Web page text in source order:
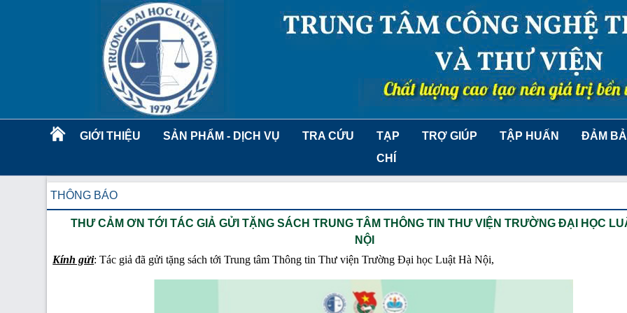
GIỚI THIỆU SẢN PHẨM - DỊCH VỤ TRA CỨU
TẠP
CHÍ
TRỢ GIÚP TẬP HUẤN ĐẢM
THÔNG BÁO
THƯ CẢM ƠN TỚI TÁC GIẢ GỬI TẶNG SÁCH TRUNG TÂM THÔNG TIN THƯ VIỆN TRƯỜNG ĐẠI HỌC
NỘI
Kính gửi: Tác giả đã gửi tặng sách tới Trung tâm Thông tin Thư viện Trường Đại học Luật Hà Nội,